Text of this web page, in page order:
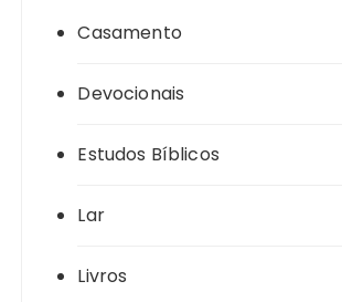
Casamento
Devocionais
Estudos Bíblicos
Lar
Livros